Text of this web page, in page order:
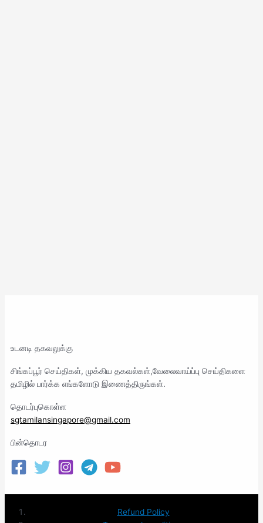
உடனடி தகவலுக்கு
சிங்கப்பூர் செய்திகள், முக்கிய தகவல்கள்,வேலைவாய்ப்பு செய்திகளை
தமிழில் பார்க்க எங்களோடு இணைத்திருங்கள்.
தொடர்புகொள்ள
sgtamilansingapore@gmail.com
பின்தொடர
Refund Policy